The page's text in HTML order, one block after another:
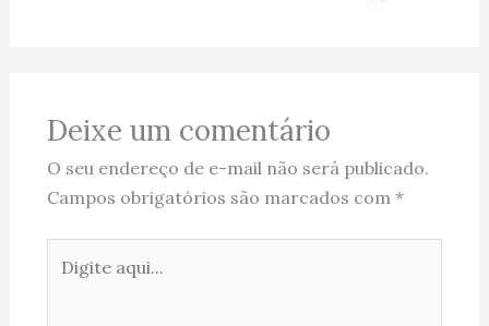
Deixe um comentário
O seu endereço de e-mail não será publicado.
Campos obrigatórios são marcados com *
aqui...